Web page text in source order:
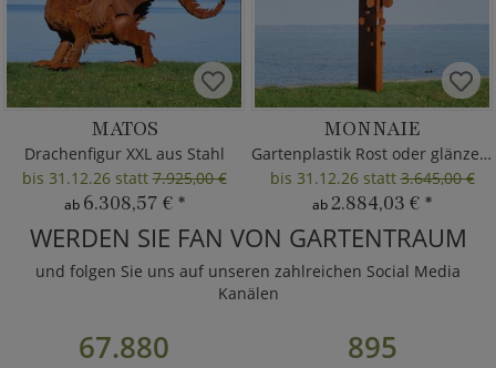
MATOS
Drachenfigur XXL aus Stahl
bis 31.12.26 statt7.925,00 €
ab 6.308,57 € *
MONNAIE
Gartenplastik Rost oder glänzend
bis 31.12.26 statt3.645,00 €
ab2.884,03 € *
WERDEN SIE FAN VON GARTENTRAUM
und folgen Sie uns auf unseren zahlreichen Social Media
Kanälen
67.880 895